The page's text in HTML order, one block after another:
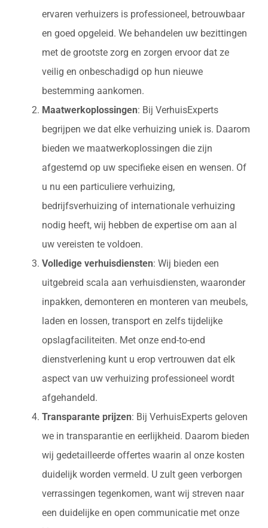
ervaren verhuizers is professioneel, betrouwbaar
en goed opgeleid. We behandelen uw bezittingen
met de grootste zorg en zorgen ervoor dat ze
veilig en onbeschadigd op hun nieuwe
bestemming aankomen.
Maatwerkoplossingen: Bij VerhuisExperts
begrijpen we dat elke verhuizing uniek is. Daarom
bieden we maatwerkoplossingen die zijn
afgestemd op uw specifieke eisen en wensen. Of
u nu een particuliere verhuizing,
bedrijfsverhuizing of internationale verhuizing
nodig heeft, wij hebben de expertise om aan al
uw vereisten te voldoen.
Volledige verhuisdiensten: Wij bieden een
uitgebreid scala aan verhuisdiensten, waaronder
inpakken, demonteren en monteren van meubels,
laden en lossen, transport en zelfs tijdelijke
opslagfaciliteiten. Met onze end-to-end
dienstverlening kunt u erop vertrouwen dat elk
aspect van uw verhuizing professioneel wordt
afgehandeld.
Transparante prijzen: Bij VerhuisExperts geloven
we in transparantie en eerlijkheid. Daarom bieden
wij gedetailleerde offertes waarin al onze kosten
duidelijk worden vermeld. U zult geen verborgen
verrassingen tegenkomen, want wij streven naar
een duidelijke en open communicatie met onze